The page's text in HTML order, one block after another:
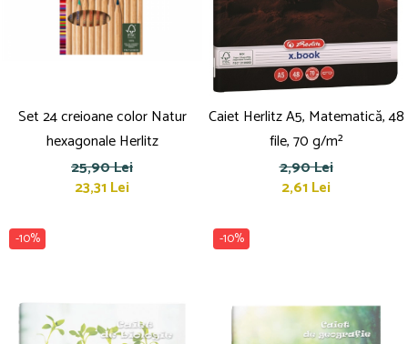
Set 24 creioane color Natur
hexagonale Herlitz
25,90 Lei
23,31 Lei
Caiet Herlitz A5, Matematică, 48
file, 70 g/m²
2,90 Lei
2,61 Lei
-10% -10%